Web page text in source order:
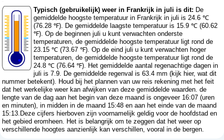
Typisch (gebruikelijk) weer in Frankrijk in juli is dit: De
gemiddelde hoogste temperatuur in Frankrijk in juli is 24.6 ℃
(76.28 ℉). De gemiddelde laagste temperatuur is 15.9 ℃ (60.62
℉). Op de beginnen juli u kunt verwachten onderste
temperaturen, de gemiddelde hoogste temperatuur ligt rond de
23.15 ℃ (73.67 ℉). Op de eind juli u kunt verwachten hoger
temperaturen, de gemiddelde hoogste temperatuur ligt rond de
24.8 ℃ (76.64 ℉). Het gemiddelde aantal regenachtige dagen in
juli is 7.9. De gemiddelde regenval is 63.4 mm (kijk hier, wat dit
nummer betekent). Houd bij het plannen van uw reis rekening met het feit
dat het werkelijke weer kan afwijken van deze gemiddelde waarden. de
lengte van de dag aan het begin van deze maand is ongeveer 16:07 (uren
en minuten), in midden in de maand 15:48 en aan het einde van de maand
15:13.Deze cijfers hierboven zijn voornamelijk geldig voor de hoofdstad en
het gebied eromheen. Het is belangrijk om te zeggen dat het weer op
verschillende hoogtes aanzienlijk kan verschillen, vooral in de bergen.